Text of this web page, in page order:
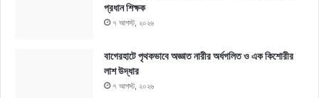
প্রধান শিক্ষক
৭ আগস্ট, ২০২৬
বাগেরহাটে পৃথকভাবে অজ্ঞাত নারীর অর্ধগলিত ও এক কিশোরীর
লাশ উদ্ধার
৭ আগস্ট, ২০২৬